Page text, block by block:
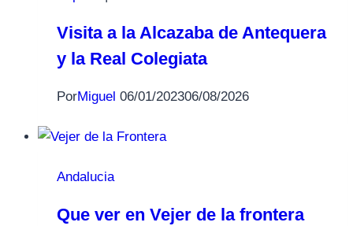
Visita a la Alcazaba de Antequera
y la Real Colegiata
PorMiguel 06/01/202306/08/2026
Andalucia
Que ver en Vejer de la frontera